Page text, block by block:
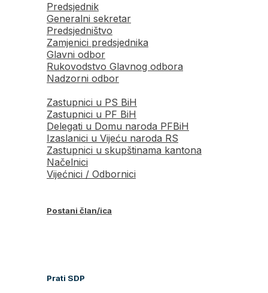
Predsjednik
Generalni sekretar
Predsjedništvo
Zamjenici predsjednika
Glavni odbor
Rukovodstvo Glavnog odbora
Nadzorni odbor
Zastupnici u PS BiH
Zastupnici u PF BiH
Delegati u Domu naroda PFBiH
Izaslanici u Vijeću naroda RS
Zastupnici u skupštinama kantona
Načelnici
Vijećnici / Odbornici
Postani član/ica
Prati SDP